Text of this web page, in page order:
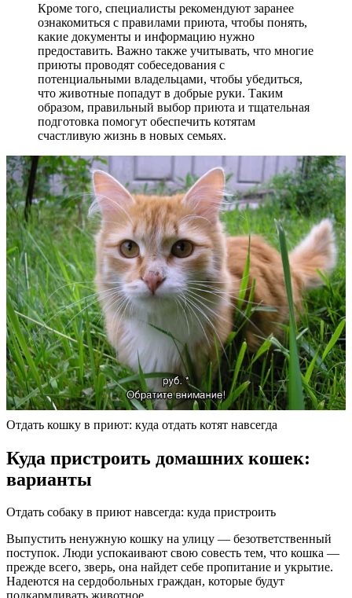
Кроме того, специалисты рекомендуют заранее
ознакомиться с правилами приюта, чтобы понять,
какие документы и информацию нужно
предоставить. Важно также учитывать, что многие
приюты проводят собеседования с
потенциальными владельцами, чтобы убедиться,
что животные попадут в добрые руки. Таким
образом, правильный выбор приюта и тщательная
подготовка помогут обеспечить котятам
счастливую жизнь в новых семьях.
Отдать кошку в приют: куда отдать котят навсегда
Куда пристроить домашних кошек:
варианты
Отдать собаку в приют навсегда: куда пристроить
Выпустить ненужную кошку на улицу — безответственный
поступок. Люди успокаивают свою совесть тем, что кошка —
прежде всего, зверь, она найдет себе пропитание и укрытие.
Надеются на сердобольных граждан, которые будут